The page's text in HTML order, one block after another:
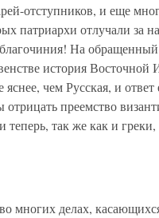
отступников, и еще
патриархи отлучали за
На
история Восточной
яснее, чем Русская, и
преемство
так же как и греки,
многих делах,